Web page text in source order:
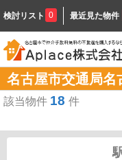
検討リスト 0 最近見た物件
名古屋市交通局名
該当物件 18 件